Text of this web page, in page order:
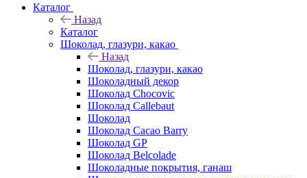
Каталог
Назад
Каталог
Шоколад, глазури, какао
Назад
Шоколад, глазури, какао
Шоколадный декор
Шоколад Chocovic
Шоколад Callebaut
Шоколад
Шоколад Cacao Barry
Шоколад GP
Шоколад Belcolade
Шоколадные покрытия, ганаш